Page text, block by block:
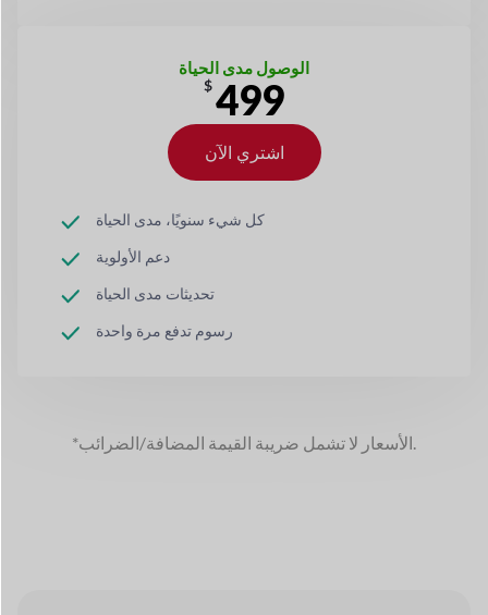
الوصول مدى الحياة
$499
اشتري الآن
كل شيء سنويًا، مدى الحياة
دعم الأولوية
تحديثات مدى الحياة
رسوم تدفع مرة واحدة
*الأسعار لا تشمل ضريبة القيمة المضافة/الضرائب.